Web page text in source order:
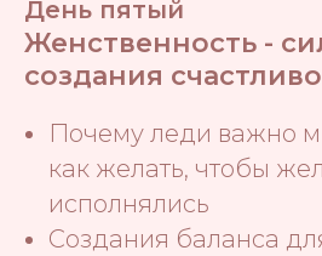
День пятый
Женственность -
создания
Почему леди важно
как желать, чтобы
исполнялись
Создания баланса